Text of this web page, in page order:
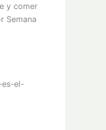
y comer
Semana
el-